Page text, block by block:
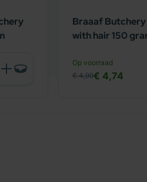
Braaaf
with hair 150
Op voorraad
€ 4,99€ 4,74